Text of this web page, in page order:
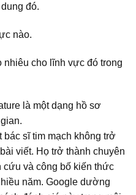
đó.
nào.
cho lĩnh vực đó trong
là một dạng hồ sơ
sĩ tim mạch không trở
viết. Họ trở thành chuyên
cứu và công bố kiến thức
năm. Google dường